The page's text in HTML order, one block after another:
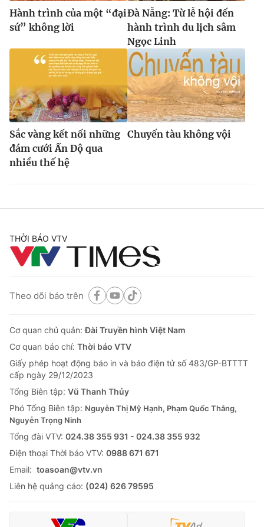
Hành trình của một “đại
sứ” không lời
Đà Nẵng: Từ lễ hội đến
hành trình du lịch sâm
Ngọc Linh
Sắc vàng kết nối những
đám cưới Ấn Độ qua
nhiều thế hệ
Chuyến tàu không vội
THỜI BÁO VTV
Theo dõi báo trên
Cơ quan chủ quản:Đài Truyền hình Việt Nam
Cơ quan báo chí: Thời báo VTV
Giấy phép hoạt động báo in và báo điện tử số 483/GP-BTTTT
cấp ngày 29/12/2023
Tổng Biên tập: Vũ Thanh Thủy
Phó Tổng Biên tập: Nguyễn Thị Mỹ Hạnh, Phạm Quốc Thắng,
Nguyễn Trọng Ninh
Tổng đài VTV: 024.38 355 931 - 024.38 355 932
Ðiện thoại Thời báo VTV: 0988 671 671
Email: toasoan@vtv.vn
Liên hệ quảng cáo: (024) 626 79595